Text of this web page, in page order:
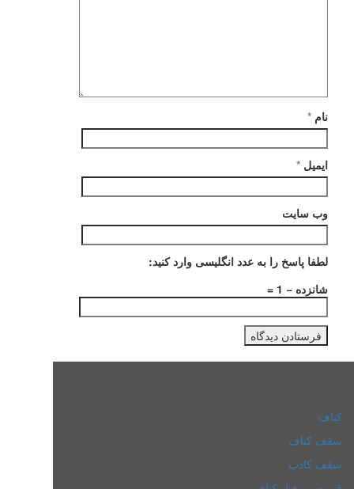
نام *
ایمیل *
وب‌ سایت
لطفا پاسخ را به عدد انگلیسی وارد کنید:
شانزده − 1 =
کناف
سقف کناف
سقف کاذب